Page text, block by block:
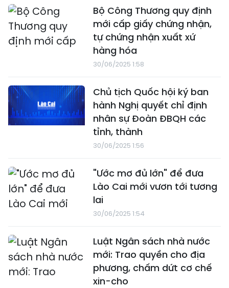
Bộ Công Thương quy định
mới cấp giấy chứng nhận,
tự chứng nhận xuất xứ
hàng hóa
30/06/2025 1:58
Chủ tịch Quốc hội ký ban
hành Nghị quyết chỉ định
nhân sự Đoàn ĐBQH các
tỉnh, thành
30/06/2025 1:56
"Ước mơ đủ lớn" để đưa
Lào Cai mới vươn tới tương
lai
30/06/2025 1:54
Luật Ngân sách nhà nước
mới: Trao quyền cho địa
phương, chấm dứt cơ chế
xin-cho